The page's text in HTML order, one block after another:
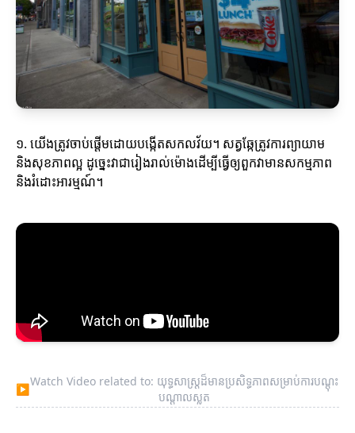
១. យើងត្រូវចាប់ផ្តើមដោយបង្កើតសកលវ័យ។ សត្វឆ្កែត្រូវការព្យាយាម
និងសុខភាពល្អ ដូច្នេះវាជារៀងរាល់ម៉ោងដើម្បីធ្វើឲ្យពួកវាមានសកម្មភាព
និងរំដោះអារម្មណ៍។
▶
Watch Video related to: យុទ្ធសាស្ត្រដ៏មានប្រសិទ្ធភាពសម្រាប់ការបណ្តុះ
បណ្តាលស្លត